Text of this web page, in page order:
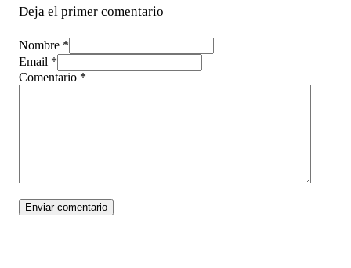
Deja el primer comentario
Nombre *
Email *
Comentario *